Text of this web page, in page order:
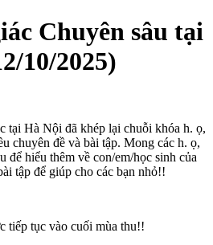
Chuyên sâu tại
10/2025)
tại Hà Nội đã khép lại chuỗi khóa h. ọ,
chuyên đề và bài tập. Mong các h. ọ,
để hiểu thêm về con/em/học sinh của
tập để giúp cho các bạn nhỏ!!
tiếp tục vào cuối mùa thu!!